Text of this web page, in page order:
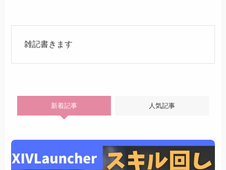
雑記書きます
新着記事 人気記事